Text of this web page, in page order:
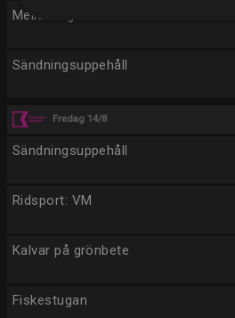
Mellankrigstidens drömmar
Sändningsuppehåll
Fredag 14/8
Sändningsuppehåll
Ridsport: VM
Kalvar på grönbete
Fiskestugan